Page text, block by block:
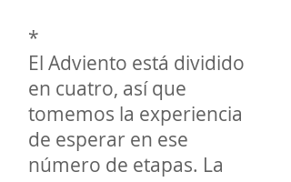
*
El Adviento está dividido
en cuatro, así que
tomemos la experiencia
de esperar en ese
número de etapas. La